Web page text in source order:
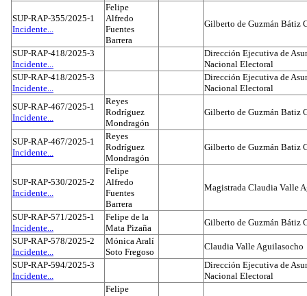
SUP-RAP-355/2025-1
Incidente...
Felipe
Alfredo
Fuentes
Barrera
Gilberto de Guzmán Bátiz
SUP-RAP-418/2025-3
Incidente...
Dirección Ejecutiva de
Nacional Electoral
SUP-RAP-418/2025-3
Incidente...
Dirección Ejecutiva de
Nacional Electoral
SUP-RAP-467/2025-1
Incidente...
Reyes
Rodríguez
Mondragón
Gilberto de Guzmán Batiz
SUP-RAP-467/2025-1
Incidente...
Reyes
Rodríguez
Mondragón
Gilberto de Guzmán Batiz
SUP-RAP-530/2025-2
Incidente...
Felipe
Alfredo
Fuentes
Barrera
Magistrada Claudia Valle
SUP-RAP-571/2025-1
Incidente...
Felipe de la
Mata Pizaña
Gilberto de Guzmán Bátiz
SUP-RAP-578/2025-2
Incidente...
Mónica Aralí
Soto Fregoso
Claudia Valle Aguilasocho
SUP-RAP-594/2025-3
Incidente...
Dirección Ejecutiva de
Nacional Electoral
Felipe